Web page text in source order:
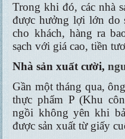
Trong khi đó, các nhà
được hưởng lợi lớn do
cho khách, hàng ra
sạch với giá cao, tiền
Nhà sản xuất cười,
Gần một tháng qua,
thực phẩm P (Khu
ngồi không yên khi
được sản xuất từ giấy